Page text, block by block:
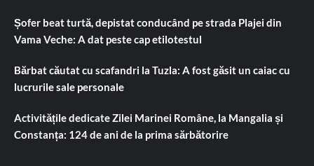
Șofer beat turtă, depistat conducând pe strada Plajei din
Vama Veche: A dat peste cap etilotestul
Bărbat căutat cu scafandri la Tuzla: A fost găsit un caiac cu
lucrurile sale personale
Activitățile dedicate Zilei Marinei Române, la Mangalia și
Constanța: 124 de ani de la prima sărbătorire